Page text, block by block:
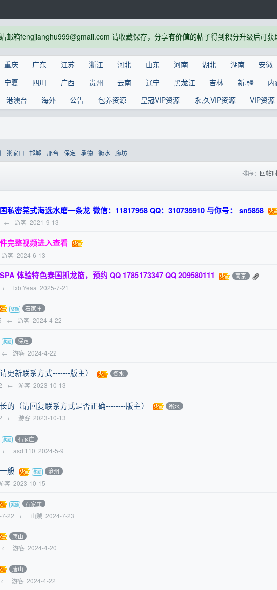
邮箱fengjianghu999@gmail.com 请收藏保存，分享有价值的帖子得到积分升级后可
重庆 广东 江苏 浙江 河北 山东 河南 湖北 湖南
安徽
宁夏 四川 广西 贵州 云南 辽宁 黑龙江 吉林 新,疆
港澳台 海外 公告 包养资源 皇冠VIP资源 永,久VIP资源 VIP资源
张家口 邯郸 邢台 保定 承德 衡水 廊坊
排序： 回帖
私密莞式海选水磨一条龙 微信：11817958 QQ：310735910 与你号： sn5858
← 游客 2021-9-13
完整视频进入查看
游客 2024-6-13
体验特色泰国抓龙筋，预约 QQ 1785173347 QQ 209580111 南京
← lxbfYeaa 2025-7-21
石家庄
← 游客 2024-4-22
保定
← 游客 2024-4-22
更新联系方式-------版主） 衡水
← 游客 2023-10-13
的（请回复联系方式是否正确--------版主） 衡水
← 游客 2023-10-13
石家庄
← asdf110 2024-5-9
般 沧州
客 2023-10-15
石家庄
22 ← 山贼 2024-7-23
唐山
← 游客 2024-4-20
唐山
← 游客 2024-4-22